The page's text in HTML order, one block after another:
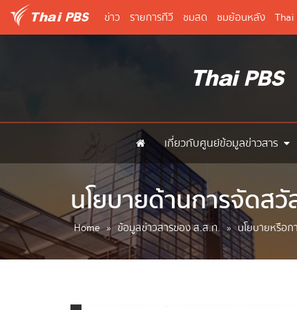
ข่าว รายการทีวี ชมสด ชมย้อนหลัง Thai
เกี่ยวกับศูนย์ข้อมูลข่าวสาร
นโยบายด้านการจัดส
Home » ข้อมูลข่าวสารของ ส.ส.ท. » นโยบายหรือก